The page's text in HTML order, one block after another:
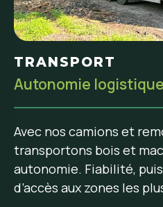
TRANSPORT
Autonomie
Avec nos camions et
transportons bois et
autonomie. Fiabilité,
d’accès aux zones les